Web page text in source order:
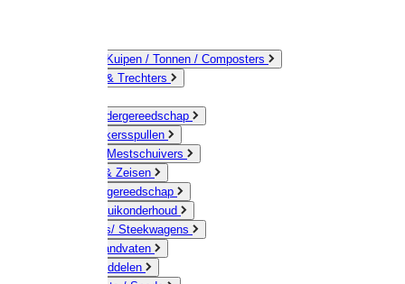
Emmers / Kuipen / Tonnen / Composters
Jerrycans & Trechters
Hand-/ Kindergereedschap
Stratenmakersspullen
Sneeuw- / Mestschuivers
Baggeren & Zeisen
Elektrisch gereedschap
Boom / Struikonderhoud
Kruiwagens/ Steekwagens
Stelen / Handvaten
Tuinhulpmiddelen